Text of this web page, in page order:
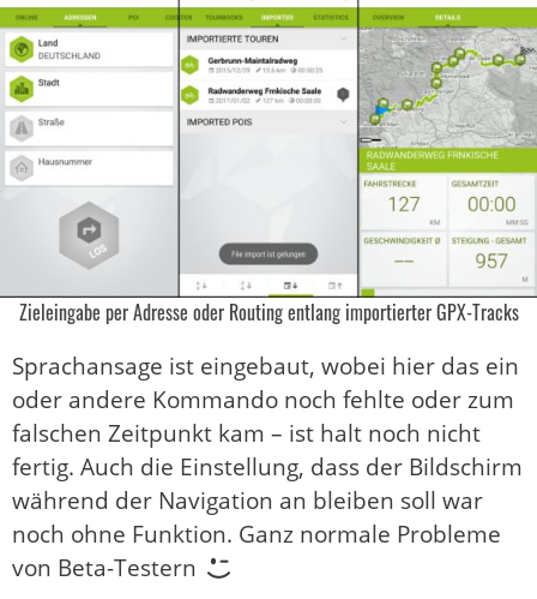
Zieleingabe per Adresse oder Routing entlang importierter GPX-Tracks
Sprachansage ist eingebaut, wobei hier das ein
oder andere Kommando noch fehlte oder zum
falschen Zeitpunkt kam – ist halt noch nicht
fertig. Auch die Einstellung, dass der Bildschirm
während der Navigation an bleiben soll war
noch ohne Funktion. Ganz normale Probleme
von Beta-Testern